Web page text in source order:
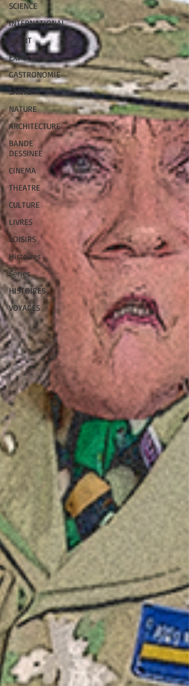
SCIENCE
INTERNATIONAL
SPORT
EXPOSITION
GASTRONOMIE
SANTE
NATURE
ARCHITECTURE
BANDE
DESSINEE
CINEMA
THEATRE
CULTURE
LIVRES
LOISIRS
Histoires
Séries
HISTOIRES
VOYAGES